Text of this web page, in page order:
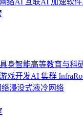
络AI 互联AI 加速软件
具身智能高等教育与科
游戏开发AI 集群 Infra
络浸没式液冷网络